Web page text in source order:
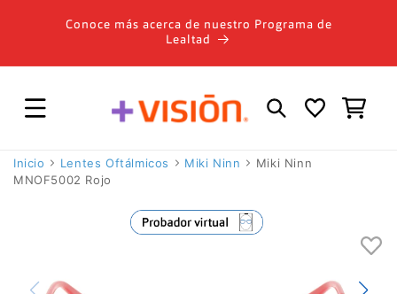
directamenteConoce más acerca de nuestro Programa de
Lealtad
Carrito
Inicio Lentes Oftálmicos Miki Ninn
Miki Ninn
MNOF5002 Rojo